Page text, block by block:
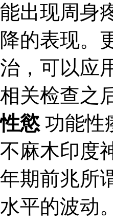
能出现周身
降的表现。
治，可以应
相关检查之
性慾功能性
不麻木印度
年期前兆所
水平的波动